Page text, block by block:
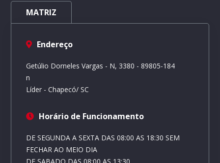
MATRIZ
Endereço
Getúlio Dorneles Vargas - N, 3380 - 89805-184
n
Líder - Chapecó/ SC
Horário de Funcionamento
DE SEGUNDA A SEXTA DAS 08:00 AS 18:30 SEM
FECHAR AO MEIO DIA